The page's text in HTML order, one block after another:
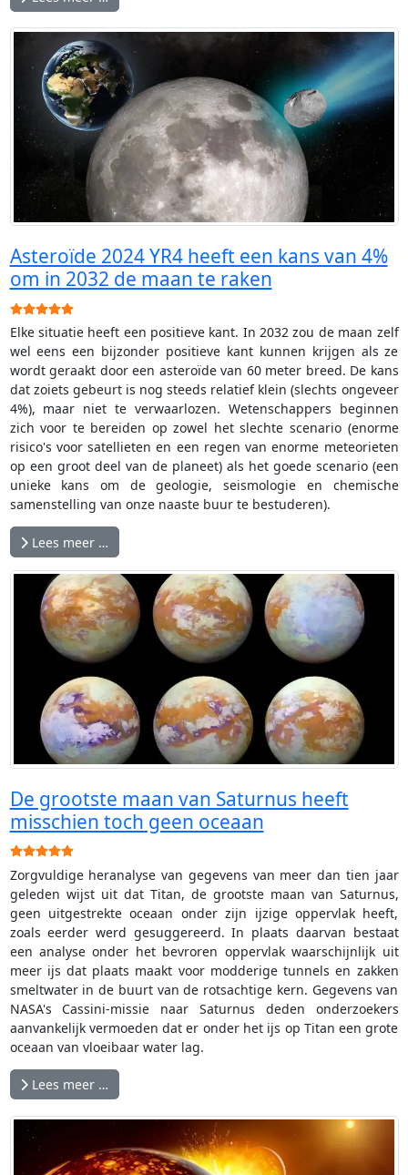
Asteroïde 2024 YR4 heeft een kans van 4%
om in 2032 de maan te raken
Gebruikerswaardering:
Elke situatie heeft een positieve kant. In 2032 zou de maan zelf
wel eens een bijzonder positieve kant kunnen krijgen als ze
wordt geraakt door een asteroïde van 60 meter breed. De kans
dat zoiets gebeurt is nog steeds relatief klein (slechts ongeveer
4%), maar niet te verwaarlozen. Wetenschappers beginnen
zich voor te bereiden op zowel het slechte scenario (enorme
risico's voor satellieten en een regen van enorme meteorieten
op een groot deel van de planeet) als het goede scenario (een
unieke kans om de geologie, seismologie en chemische
samenstelling van onze naaste buur te bestuderen).
Lees meer …
De grootste maan van Saturnus heeft
misschien toch geen oceaan
Gebruikerswaardering:
Zorgvuldige heranalyse van gegevens van meer dan tien jaar
geleden wijst uit dat Titan, de grootste maan van Saturnus,
geen uitgestrekte oceaan onder zijn ijzige oppervlak heeft,
zoals eerder werd gesuggereerd. In plaats daarvan bestaat
een analyse onder het bevroren oppervlak waarschijnlijk uit
meer ijs dat plaats maakt voor modderige tunnels en zakken
smeltwater in de buurt van de rotsachtige kern. Gegevens van
NASA's Cassini-missie naar Saturnus deden onderzoekers
aanvankelijk vermoeden dat er onder het ijs op Titan een grote
oceaan van vloeibaar water lag.
Lees meer …